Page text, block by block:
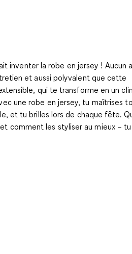
inventer la robe en jersey ! Aucun
et aussi polyvalent que cette
qui te transforme en un
une robe en jersey, tu maîtrises
et tu brilles lors de chaque fête.
comment les styliser au mieux –